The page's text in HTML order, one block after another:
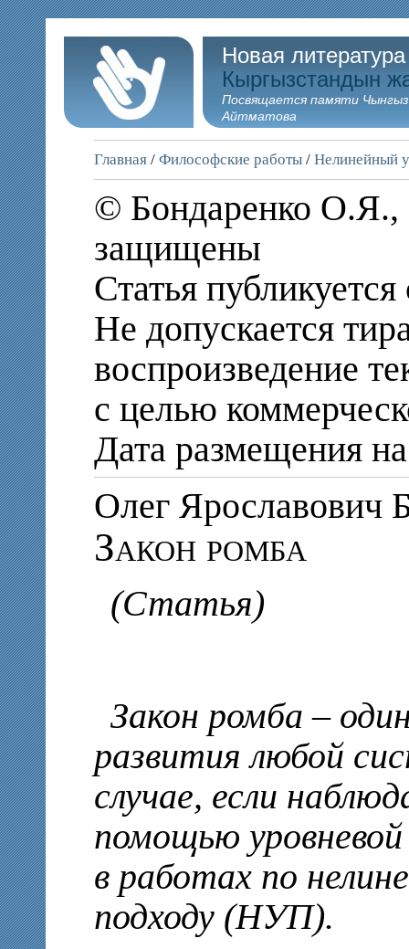
Новая
Кыргызстандын
Посвящается памяти
Айтматова
Главная / Философские работы / Нелинейный
© Бондаренко О.Я.,
защищены
Статья
Не допускается
воспроизведение
с целью
Дата размещения
Олег
Закон ромба
(Статья)
Закон ромба –
развития любой
случае, если
помощью
в работах по
подходу (НУП).